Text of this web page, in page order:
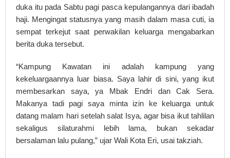
duka itu pada Sabtu pagi pasca kepulangannya dari ibadah
haji. Mengingat statusnya yang masih dalam masa cuti, ia
sempat terkejut saat perwakilan keluarga mengabarkan
berita duka tersebut.
“Kampung Kawatan ini adalah kampung yang
kekeluargaannya luar biasa. Saya lahir di sini, yang ikut
membesarkan saya, ya Mbak Endri dan Cak Sera.
Makanya tadi pagi saya minta izin ke keluarga untuk
datang malam hari setelah salat Isya, agar bisa ikut tahlilan
sekaligus silaturahmi lebih lama, bukan sekadar
bersalaman lalu pulang,” ujar Wali Kota Eri, usai takziah.